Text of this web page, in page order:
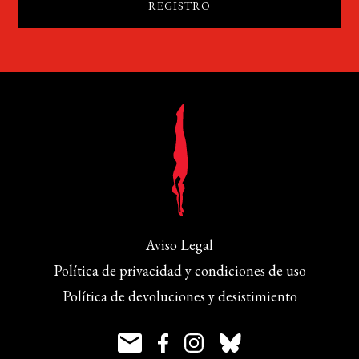
Aviso Legal
Política de privacidad y condiciones de uso
Política de devoluciones y desistimiento